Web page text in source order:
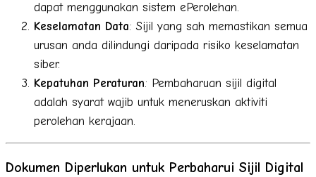
dapat menggunakan sistem ePerolehan.
Keselamatan Data: Sijil yang sah memastikan semua
urusan anda dilindungi daripada risiko keselamatan
siber.
Kepatuhan Peraturan: Pembaharuan sijil digital
adalah syarat wajib untuk meneruskan aktiviti
perolehan kerajaan.
Dokumen Diperlukan untuk Perbaharui Sijil Digital